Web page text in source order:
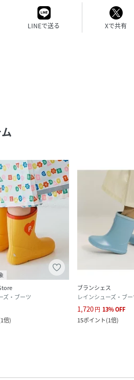
LINEで送る Xで共有
ズ・ブーツ
1倍)
ブランシェス
レインシューズ・ブ
1,720円 13%OFF
15ポイント(1倍)